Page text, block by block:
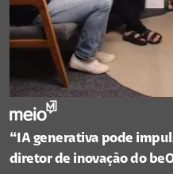
“IA generativa pode
diretor de inovação do